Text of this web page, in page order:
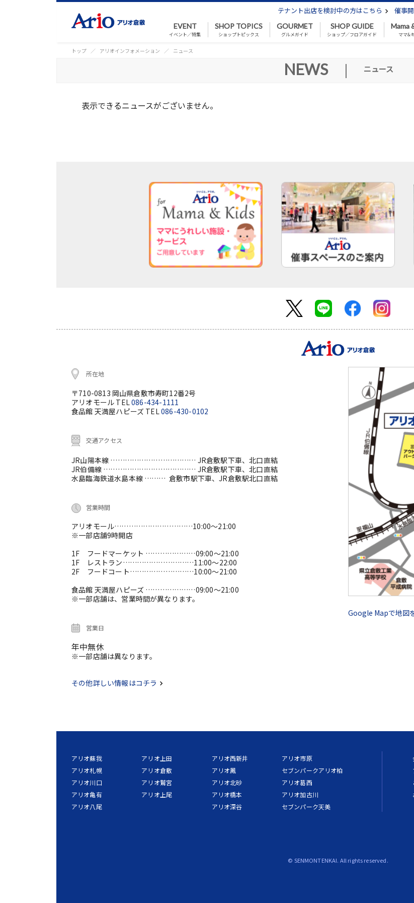
テナント出店を検討中の方はこちら 催事
EVENT
イベント／特集
SHOP TOPICS
ショップトピックス
GOURMET
グルメガイド
SHOP GUIDE
ショップ／フロアガイド
Mama
ママ&
トップ アリオインフォメーション ニュース
NEWS | ニュース
表示できるニュースがございません。
所在地
〒710-0813 岡山県倉敷市寿町12番2号
アリオモール TEL086-434-1111
食品館 天満屋ハピーズ TEL086-430-0102
交通アクセス
JR山陽本線 ……………………………… JR倉敷駅下車、北口直結
JR伯備線 ………………………………… JR倉敷駅下車、北口直結
水島臨海鉄道水島本線 ……… 倉敷市駅下車、JR倉敷駅北口直結
営業時間
アリオモール……………………………10:00～21:00
※一部店舗9時開店
1F フードマーケット …………………09:00～21:00
1F レストラン…………………………11:00～22:00
2F フードコート………………………10:00～21:00
食品館 天満屋ハピーズ …………………09:00～21:00
※一部店舗は、営業時間が異なります。
営業日
年中無休
※一部店舗は異なります。
その他詳しい情報はコチラ
Google Mapで地図
アリオ蘇我
アリオ札幌
アリオ川口
アリオ亀有
アリオ八尾
アリオ上田
アリオ倉敷
アリオ鷲宮
アリオ上尾
アリオ西新井
アリオ鳳
アリオ北砂
アリオ橋本
アリオ深谷
アリオ市原
セブンパークアリオ柏
アリオ葛西
アリオ加古川
セブンパーク天美
© SENMONTENKAI. All rights reserved.